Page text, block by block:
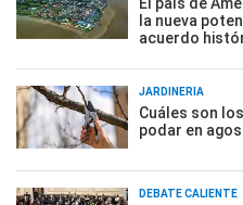
la nueva
acuerdo
JARDINERÍA
Cuáles son
podar en
DEBATE CALIENTE